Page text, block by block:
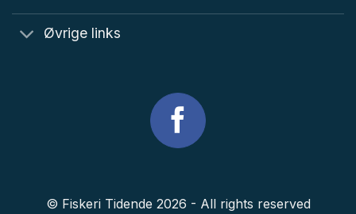
Øvrige links
© Fiskeri Tidende 2026 - All rights reserved